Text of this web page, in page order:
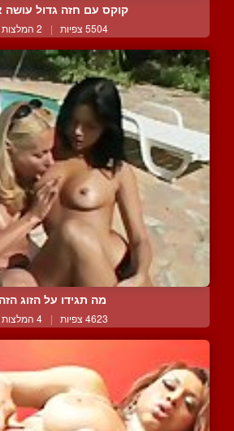
קוקס עם חזה גדול עושה
5504 צפיות | 2 המלצות
מה תגידו על הזוג הזה
4623 צפיות | 4 המלצות